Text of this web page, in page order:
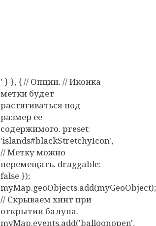
' } }, { // Опции. // Иконка
метки будет
растягиваться под
размер ее
содержимого. preset:
'islands#blackStretchyIcon',
// Метку можно
перемещать. draggable:
false });
myMap.geoObjects.add(myGeoObject);
// Скрываем хинт при
открытии балуна.
myMap.events.add('balloonopen',